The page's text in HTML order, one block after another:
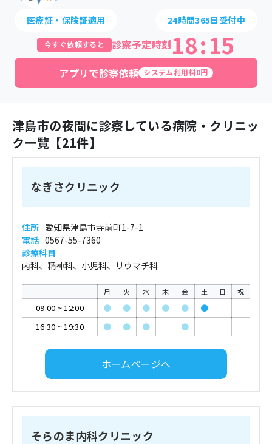
医療証・保険証適用 24時間365日受付中
今すぐ依頼すると 診察予定時刻18:15
アプリで診察依頼 システム利用料0円
津島市の夜間に診察している病院・クリニッ
ク一覧【21件】
なぎさクリニック
住所 愛知県津島市寺前町1-7-1
電話 0567-55-7360
診療科目
内科、精神科、小児科、リウマチ科
月 火 水 木 金 土 日 祝
09:00 ~12:00 ● ● ● ● ●
●
16:30 ~19:30 ● ● ● ●
ホームページへ
そらのま内科クリニック